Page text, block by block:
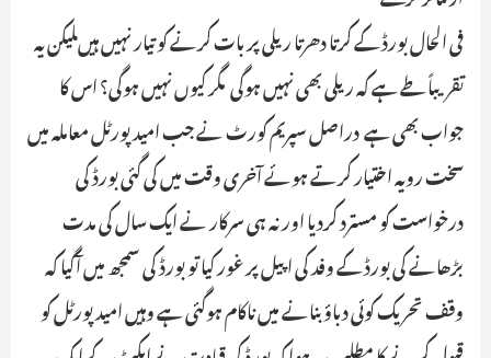
فی الحال بورڈ کے کرتا دھرتا ریلی پر بات کرنے کو تیار نہیں ہیں ـلیکن یہ
تقریباً طے ہے کہ ریلی بھی نہیں ہوگی ـ مگر کیوں نہیں ہوگی؟ اس کا
جواب بھی ہے ـ دراصل سپریم کورٹ نے جب امید پورٹل معاملہ میں
سخت رویہ اختیار کرتے ہوئے آخری وقت میں کی گئی بورڈ کی
درخواست کو مسترد کردیا اور نہ ہی سرکار نے ایک سال کی مدت
بڑھانے کی بورڈ کے وفد کی اپیل پر غور کیا تو بورڈ کی سمجھ میں آگیا کہ
وقف تحریک کوئی دباؤ بنانے میں ناکام ہوگئی ہے وہیں امید پورٹل کو